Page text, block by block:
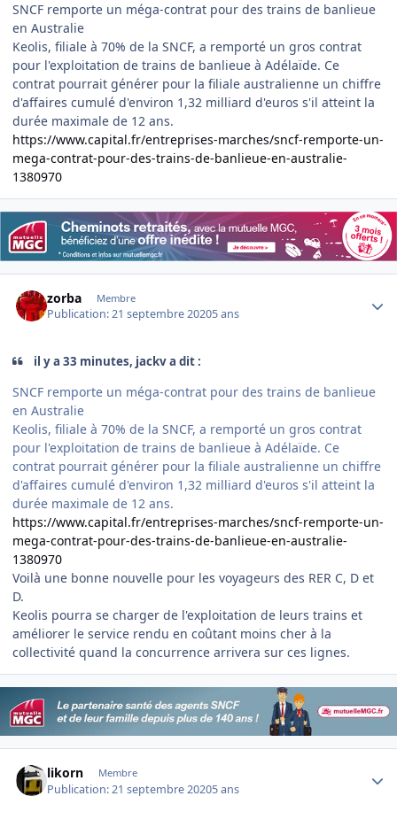
SNCF remporte un méga-contrat pour des trains de banlieue
en Australie
Keolis, filiale à 70% de la SNCF, a remporté un gros contrat
pour l'exploitation de trains de banlieue à Adélaïde. Ce
contrat pourrait générer pour la filiale australienne un chiffre
d'affaires cumulé d'environ 1,32 milliard d'euros s'il atteint la
durée maximale de 12 ans.
https://www.capital.fr/entreprises-marches/sncf-remporte-un-
mega-contrat-pour-des-trains-de-banlieue-en-australie-
1380970
zorba Membre
Publication:21 septembre 20205 ans
il y a 33 minutes, jackv a dit :
SNCF remporte un méga-contrat pour des trains de banlieue
en Australie
Keolis, filiale à 70% de la SNCF, a remporté un gros contrat
pour l'exploitation de trains de banlieue à Adélaïde. Ce
contrat pourrait générer pour la filiale australienne un chiffre
d'affaires cumulé d'environ 1,32 milliard d'euros s'il atteint la
durée maximale de 12 ans.
https://www.capital.fr/entreprises-marches/sncf-remporte-un-
mega-contrat-pour-des-trains-de-banlieue-en-australie-
1380970
Voilà une bonne nouvelle pour les voyageurs des RER C, D et
D.
Keolis pourra se charger de l'exploitation de leurs trains et
améliorer le service rendu en coûtant moins cher à la
collectivité quand la concurrence arrivera sur ces lignes.
likorn Membre
Publication:21 septembre 20205 ans